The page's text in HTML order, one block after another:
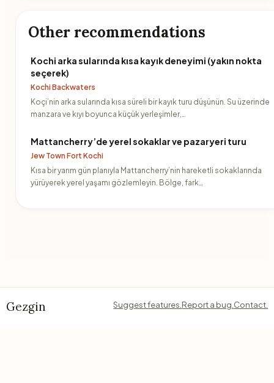
Other recommendations
Kochi arka sularında kısa kayık deneyimi (yakın nokta
seçerek)
Kochi Backwaters
Koçi’nin arka sularında kısa süreli bir kayık turu düşünün. Su üzerinde
manzara ve kıyı boyunca küçük yerleşimler,…
Mattancherry’de yerel sokaklar ve pazaryeri turu
Jew Town Fort Kochi
Kısa bir yarım gün planıyla Mattancherry’nin hareketli sokaklarında
yürüyerek yerel yaşamı gözlemleyin. Bölge, fark…
Gezgin Suggest features. Report a bug. Contact.